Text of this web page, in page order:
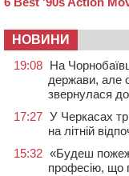
НОВИНИ
19:08 На
держави, але
звернулася
17:27 У Черкасах
на літній
15:32 «Будеш
професію, що